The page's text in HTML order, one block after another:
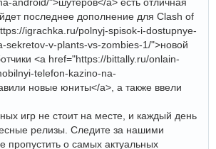
последнее дополнение для Clash of
igrachka.ru/polnyj-spisok-i-dostupnye-
sekretov-v-plants-vs-zombies-1/">новой
<a href="https://bittally.ru/onlain-
telefon-kazino-na-
новые юниты</a>, а также ввели
игр не стоит на месте, и каждый день
релизы. Следите за нашими
пропустить о самых актуальных